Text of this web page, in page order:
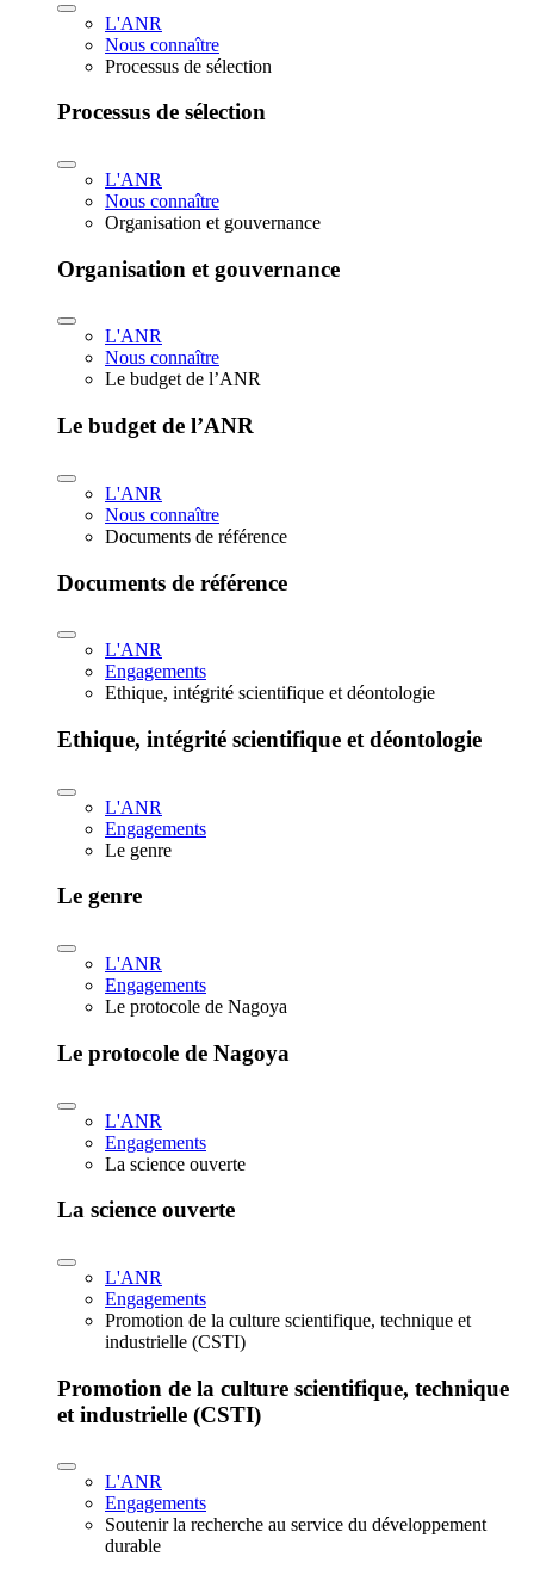
L'ANR
Nous connaître
Processus de sélection
Processus de sélection
L'ANR
Nous connaître
Organisation et gouvernance
Organisation et gouvernance
L'ANR
Nous connaître
Le budget de l’ANR
Le budget de l’ANR
L'ANR
Nous connaître
Documents de référence
Documents de référence
L'ANR
Engagements
Ethique, intégrité scientifique et déontologie
Ethique, intégrité scientifique et déontologie
L'ANR
Engagements
Le genre
Le genre
L'ANR
Engagements
Le protocole de Nagoya
Le protocole de Nagoya
L'ANR
Engagements
La science ouverte
La science ouverte
L'ANR
Engagements
Promotion de la culture scientifique, technique et
industrielle (CSTI)
Promotion de la culture scientifique, technique
et industrielle (CSTI)
L'ANR
Engagements
Soutenir la recherche au service du développement
durable